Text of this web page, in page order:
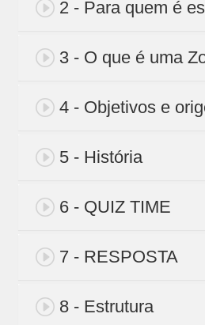
2 - Para quem é
3 - O que é uma
4 - Objetivos e
5 - História
6 - QUIZ TIME
7 - RESPOSTA
8 - Estrutura